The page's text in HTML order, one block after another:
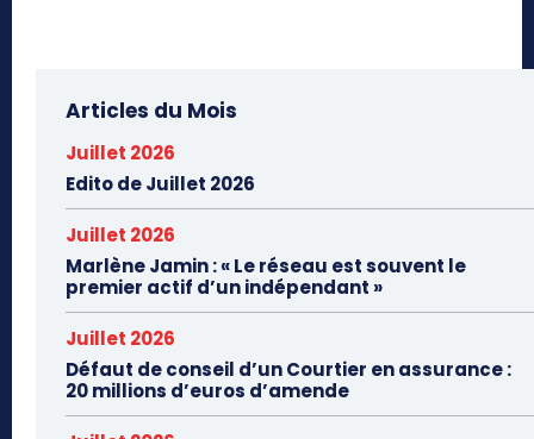
Articles du Mois
Juillet 2026
Edito de Juillet 2026
Juillet 2026
Marlène Jamin : « Le réseau est souvent le
premier actif d’un indépendant »
Juillet 2026
Défaut de conseil d’un Courtier en assurance :
20 millions d’euros d’amende